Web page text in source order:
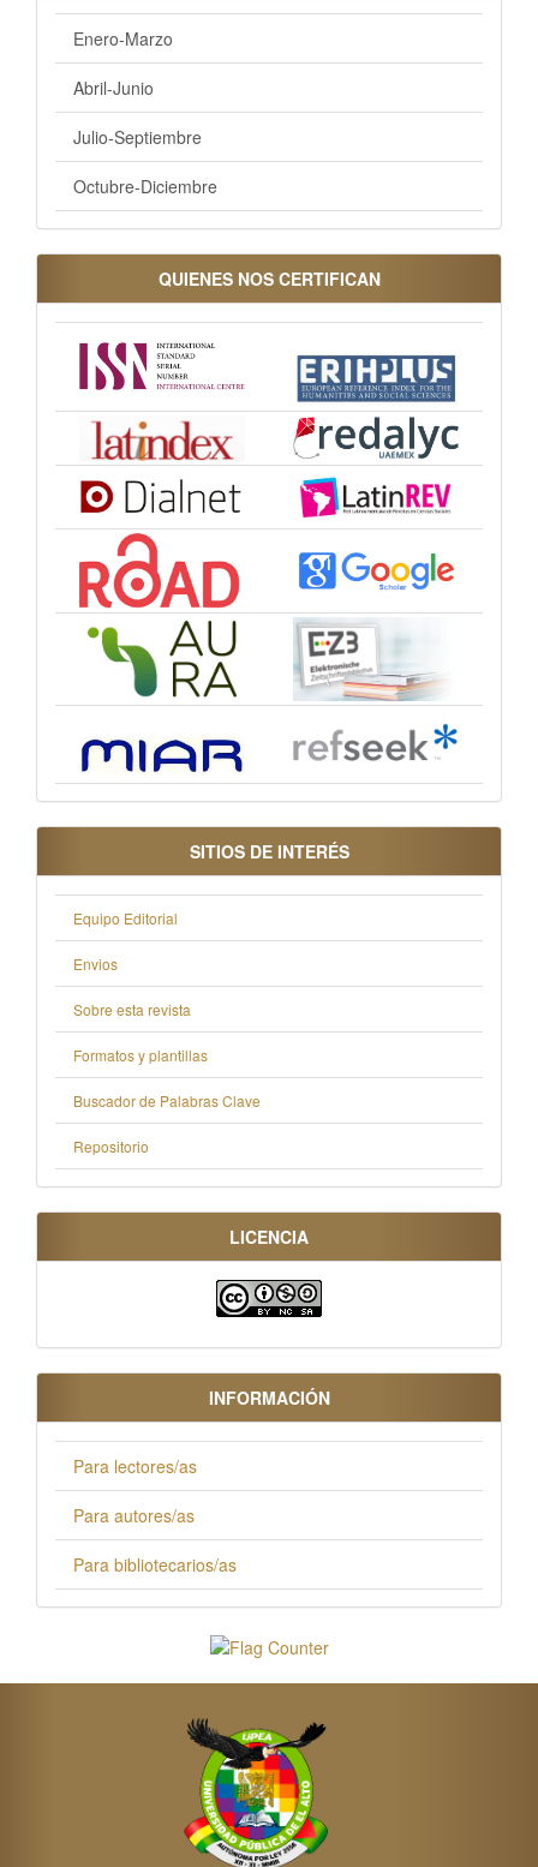
Enero-Marzo
Abril-Junio
Julio-Septiembre
Octubre-Diciembre
QUIENES NOS CERTIFICAN
SITIOS DE INTERÉS
Equipo Editorial
Envios
Sobre esta revista
Formatos y plantillas
Buscador de Palabras Clave
Repositorio
LICENCIA
INFORMACIÓN
Para lectores/as
Para autores/as
Para bibliotecarios/as